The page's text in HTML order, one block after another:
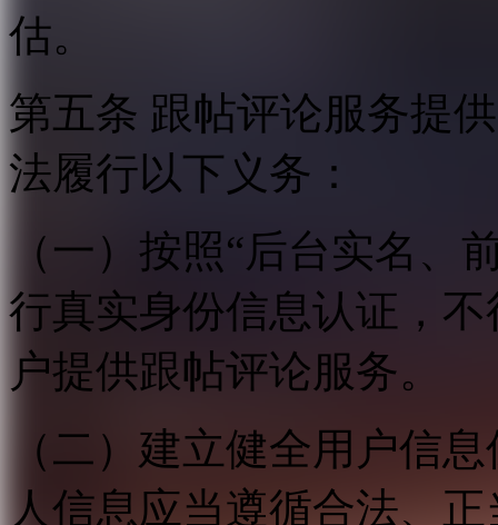
估。
第五条 跟帖评论服务提
法履行以下义务：
（一）按照“后台实名、
行真实身份信息认证，
户提供跟帖评论服务。
（二）建立健全用户信
人信息应当遵循合法、